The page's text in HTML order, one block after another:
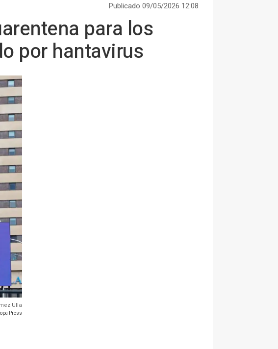
Publicado 09/05/2026 12:08
para los
por hantavirus
Ulla
Press